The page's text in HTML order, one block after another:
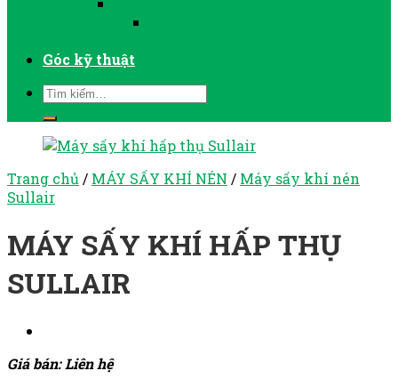
Góc kỹ thuật
Trang chủ / MÁY SẤY KHÍ NÉN / Máy sấy khí nén
Sullair
MÁY SẤY KHÍ HẤP THỤ
SULLAIR
Giá bán:Liên hệ